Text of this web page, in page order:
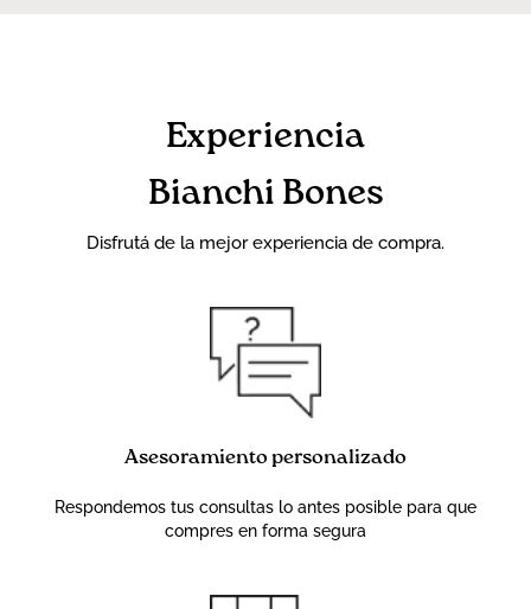
Experiencia
Bianchi Bones
Disfrutá de la mejor experiencia de compra.
Asesoramiento personalizado
Respondemos tus consultas lo antes posible para que
compres en forma segura